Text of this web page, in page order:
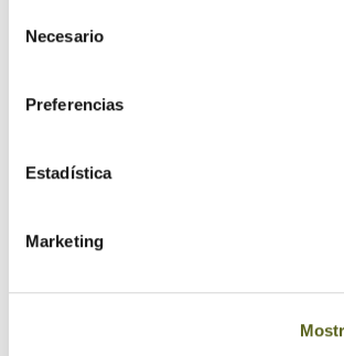
Necesario
Preferencias
Estadística
Marketing
2023
2020
2019